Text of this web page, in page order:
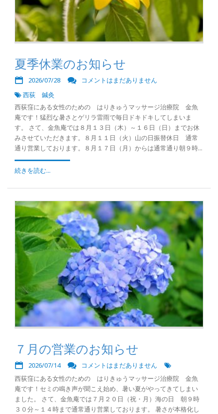
夏季休業のお知らせ
2026/07/28
コメントはまだありません
西荻 鍼灸
西荻窪にある女性のための はりきゅうマッサージ治療院 金魚
庵です！猛烈な暑さとゲリラ雷雨で毎日ドキドキしてしまいま
す。 さて、金魚庵では８月１３日（木）～１６日（日）までお休
みさせていただきます。８月１１日（火）山の日振替休日 通常
通り営業しております。８月１７日（月）からは通常通り朝９時...
続きを読む...
７月の営業のお知らせ
2026/07/14
コメントはまだありません
西荻窪にある女性のための はりきゅうマッサージ治療院 金魚
庵です！セミの鳴き声が聞こえ始め、暑い夏がやってきてしまい
ました。 さて、金魚庵では７月２０日（祝・月）海の日 朝９時
３０分～１４時まで通常通り営業しております。 暑さが本格化し